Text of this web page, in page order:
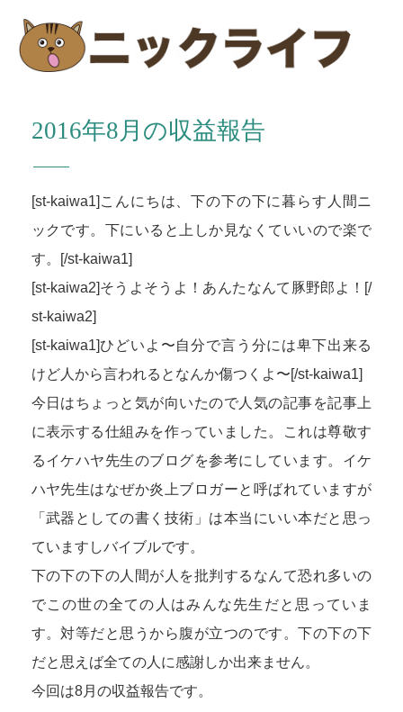
2016年8月の収益報告
[st-kaiwa1]こんにちは、下の下の下に暮らす人間ニ
ックです。下にいると上しか見なくていいので楽で
す。[/st-kaiwa1]
[st-kaiwa2]そうよそうよ！あんたなんて豚野郎よ！[/
st-kaiwa2]
[st-kaiwa1]ひどいよ〜自分で言う分には卑下出来る
けど人から言われるとなんか傷つくよ〜[/st-kaiwa1]
今日はちょっと気が向いたので人気の記事を記事上
に表示する仕組みを作っていました。これは尊敬す
るイケハヤ先生のブログを参考にしています。イケ
ハヤ先生はなぜか炎上ブロガーと呼ばれていますが
「武器としての書く技術」は本当にいい本だと思っ
ていますしバイブルです。
下の下の下の人間が人を批判するなんて恐れ多いの
でこの世の全ての人はみんな先生だと思っていま
す。対等だと思うから腹が立つのです。下の下の下
だと思えば全ての人に感謝しか出来ません。
今回は8月の収益報告です。